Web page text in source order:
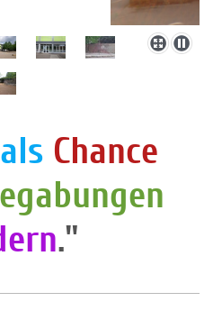
als Chance
."